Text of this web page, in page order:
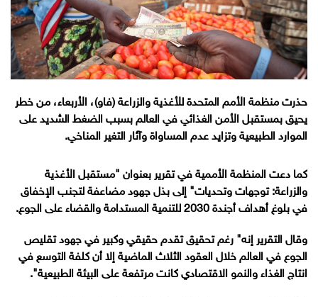
حذرت منظمة الأمم المتحدة للأغذية والزراعة (فاو)، الأربعاء، من خطر
يحيق بمستقبل الأمن الغذائي في العالم بسبب الضغط الشديد على
الموارد الطبيعية وتزايد عدم المساواة وآثار التغير المناخي.
كما دعت المنظمة الأممية في تقرير بعنوان "مستقبل الأغذية
والزراعة: توجهات وتحديات" إلى بذل جهود مضاعفة لتجنب الإخفاق
في بلوغ أهداف أجندة 2030 للتنمية المستدامة والقضاء على الجوع.
وقال التقرير إنه" رغم تحقيق تقدم حقيقي وكبير في جهود تقليص
الجوع في العالم خلال العقود الثلاث الماضية إلا أن كلفة التوسع في
انتاج الغذاء والنمو الاقتصادي كانت مرتفعة على البيئة الطبيعية".